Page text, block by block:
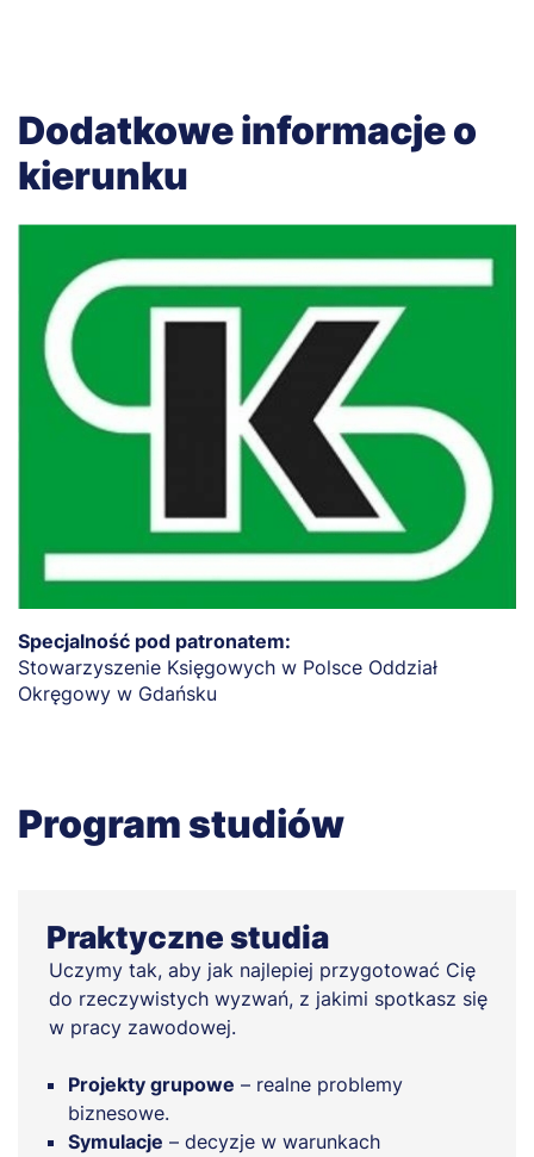
Dodatkowe informacje o
kierunku
Specjalność pod patronatem:
Stowarzyszenie Księgowych w Polsce Oddział
Okręgowy w Gdańsku
Program studiów
Praktyczne studia
Uczymy tak, aby jak najlepiej przygotować Cię
do rzeczywistych wyzwań, z jakimi spotkasz się
w pracy zawodowej.
Projekty grupowe – realne problemy
biznesowe.
Symulacje – decyzje w warunkach